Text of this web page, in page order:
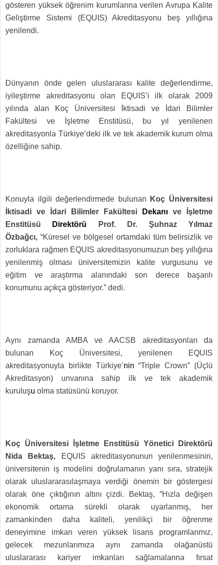
gösteren yüksek öğrenim kurumlarına verilen Avrupa Kalite
Geliştirme Sistemi (EQUIS) Akreditasyonu beş yıllığına
yenilendi.
Dünyanın önde gelen uluslararası kalite değerlendirme,
iyileştirme akreditasyonu olan EQUIS’i ilk olarak 2009
yılında alan Koç Üniversitesi İktisadi ve İdari Bilimler
Fakültesi ve İşletme Enstitüsü, bu yıl yenilenen
akreditasyonla Türkiye’deki ilk ve tek akademik kurum olma
özelliğine sahip.
Konuyla ilgili değerlendirmede bulunan
Koç Üniversitesi
İktisadi ve İdari Bilimler Fakültesi
Dekanı ve İşletme
Enstitüsü
Direktörü
Prof. Dr. Şuhnaz Yılmaz
Özbağcı, “Küresel ve bölgesel ortamdaki tüm belirsizlik ve
zorluklara rağmen EQUIS akreditasyonumuzun beş yıllığına
yenilenmiş olması üniversitemizin kalite vurgusunu ve
eğitim ve araştırma alanındaki son derece başarılı
konumunu açıkça gösteriyor.” dedi.
Aynı zamanda AMBA ve AACSB akreditasyonları da
bulunan Koç Üniversitesi, yenilenen EQUIS
akreditasyonuyla birlikte Türkiye’nin “Triple Crown” (Üçlü
Akreditasyon) unvanına sahip ilk ve tek akademik
kuruluşu olma statüsünü koruyor.
Koç Üniversitesi İşletme Enstitüsü Yönetici Direktörü
Nida Bektaş, EQUIS akreditasyonunun yenilenmesinin,
üniversitenin iş modelini doğrulamanın yanı sıra, stratejik
olarak uluslararasılaşmaya verdiği önemin bir göstergesi
olarak öne çıktığının altını çizdi. Bektaş, “Hızla değişen
ekonomik ortama sürekli olarak uyarlanmış, her
zamankinden daha kaliteli, yenilikçi bir öğrenme
deneyimine imkan veren yüksek lisans programlarımız,
gelecek mezunlarımıza aynı zamanda olağanüstü
uluslararası kariyer imkanları sağlamalarına fırsat